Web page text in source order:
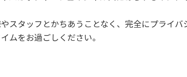
スタッフとかちあうことなく、完全にプライ
ムをお過ごしください。